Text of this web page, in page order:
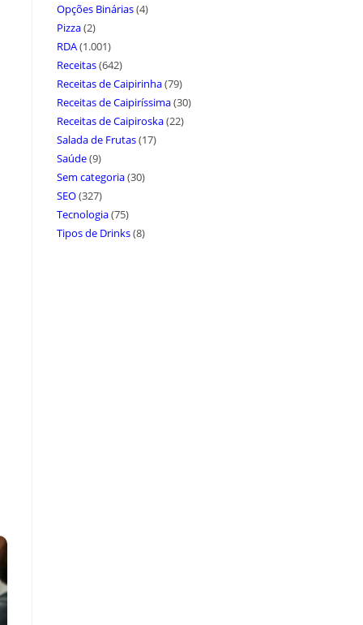
Opções Binárias(4)
Pizza(2)
RDA(1.001)
Receitas(642)
Receitas de Caipirinha(79)
Receitas de Caipiríssima(30)
Receitas de Caipiroska(22)
Salada de Frutas(17)
Saúde(9)
Sem categoria(30)
SEO(327)
Tecnologia(75)
Tipos de Drinks(8)